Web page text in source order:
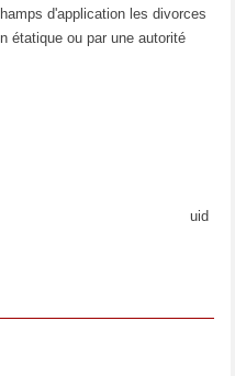
d'application les divorces
étatique ou par une autorité
uid